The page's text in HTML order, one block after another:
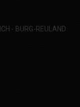
- BURG-REULAND